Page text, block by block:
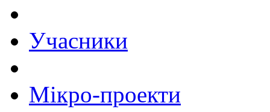
Учасники
Мікро-проекти